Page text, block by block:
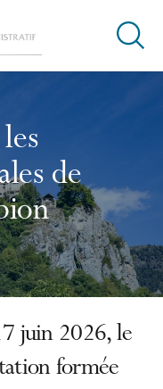
Ouvrir
de
juin 2026, le
formée